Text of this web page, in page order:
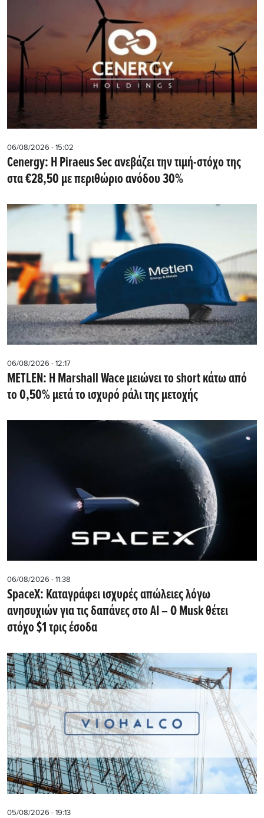
06/08/2026 - 15:02
Cenergy: Η Piraeus Sec ανεβάζει την τιμή-στόχο της
στα €28,50 με περιθώριο ανόδου 30%
06/08/2026 - 12:17
METLEN: Η Marshall Wace μειώνει το short κάτω από
το 0,50% μετά το ισχυρό ράλι της μετοχής
06/08/2026 - 11:38
SpaceX: Καταγράφει ισχυρές απώλειες λόγω
ανησυχιών για τις δαπάνες στο AI – Ο Musk θέτει
στόχο $1 τρις έσοδα
05/08/2026 - 19:13